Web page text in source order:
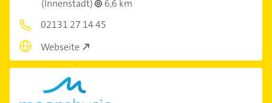
(Innenstadt)
6,6 km
02131 27 14 45
Webseite